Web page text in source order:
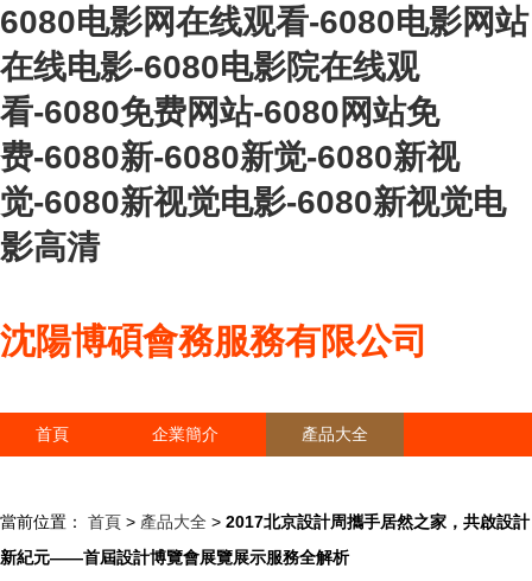
6080电影网在线观看-6080电影网站
在线电影-6080电影院在线观
看-6080免费网站-6080网站免
费-6080新-6080新觉-6080新视
觉-6080新视觉电影-6080新视觉电
影高清
沈陽博碩會務服務有限公司
首頁 企業簡介 產品大全
當前位置： 首頁 > 產品大全 > 2017北京設計周攜手居然之家，共啟設計
新紀元——首屆設計博覽會展覽展示服務全解析